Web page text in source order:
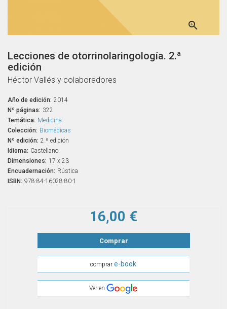

Lecciones de otorrinolaringología. 2.ª
edición
Héctor Vallés y colaboradores
Año de edición: 2014
Nº páginas: 322
Temática: Medicina
Colección: Biomédicas
Nº edición: 2.ª edición
Idioma: Castellano
Dimensiones: 17 x 23
Encuadernación: Rústica
ISBN: 978-84-16028-80-1
16,00 €
Comprar
comprare-book
Ver en